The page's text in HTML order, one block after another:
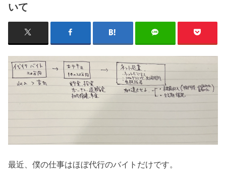
いて
最近、僕の仕事はほぼ代行のバイトだけです。